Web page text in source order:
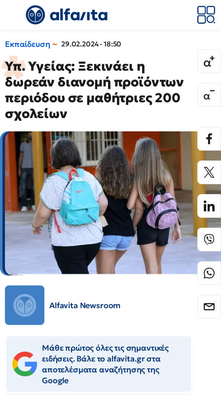
Εκπαίδευση 29.02.2024 - 18:50
Υπ. Υγείας: Ξεκινάει η
δωρεάν διανομή προϊόντων
περιόδου σε μαθήτριες 200
σχολείων
Alfavita Newsroom
Μάθε πρώτος όλες τις σημαντικές
ειδήσεις. Βάλε το alfavita.gr στα
αποτελέσματα αναζήτησης της
Google